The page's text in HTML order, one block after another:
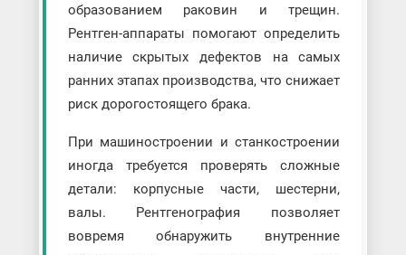
образованием раковин и трещин.
Рентген-аппараты помогают определить
наличие скрытых дефектов на самых
ранних этапах производства, что снижает
риск дорогостоящего брака.
При машиностроении и станкостроении
иногда требуется проверять сложные
детали: корпусные части, шестерни,
валы. Рентгенография позволяет
вовремя обнаружить внутренние